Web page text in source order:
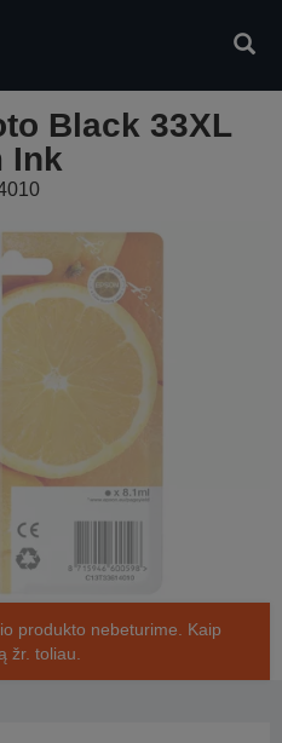
Black 33XL
Ink
produkto nebeturime. Kaip
žr. toliau.